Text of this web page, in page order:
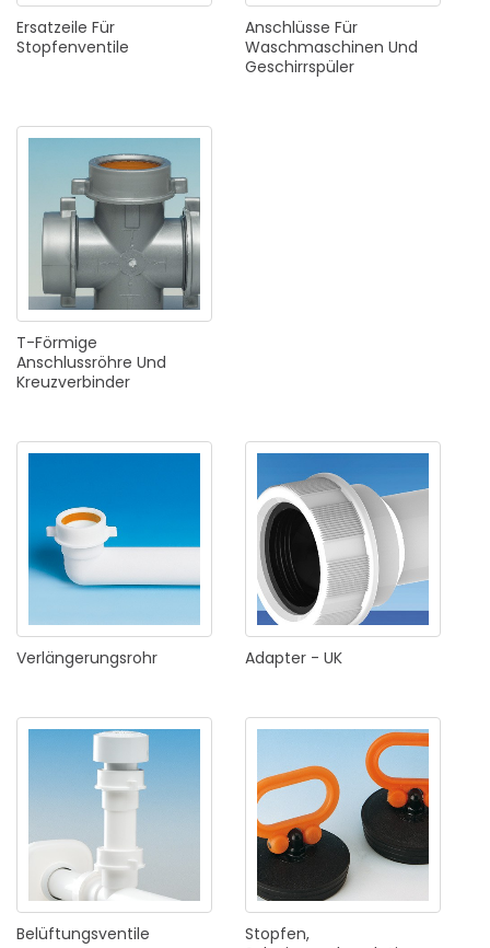
Ersatzeile Für
Stopfenventile
Anschlüsse Für
Waschmaschinen Und
Geschirrspüler
T-Förmige
Anschlussröhre Und
Kreuzverbinder
Verlängerungsrohr Adapter - UK
Belüftungsventile
Stopfen,